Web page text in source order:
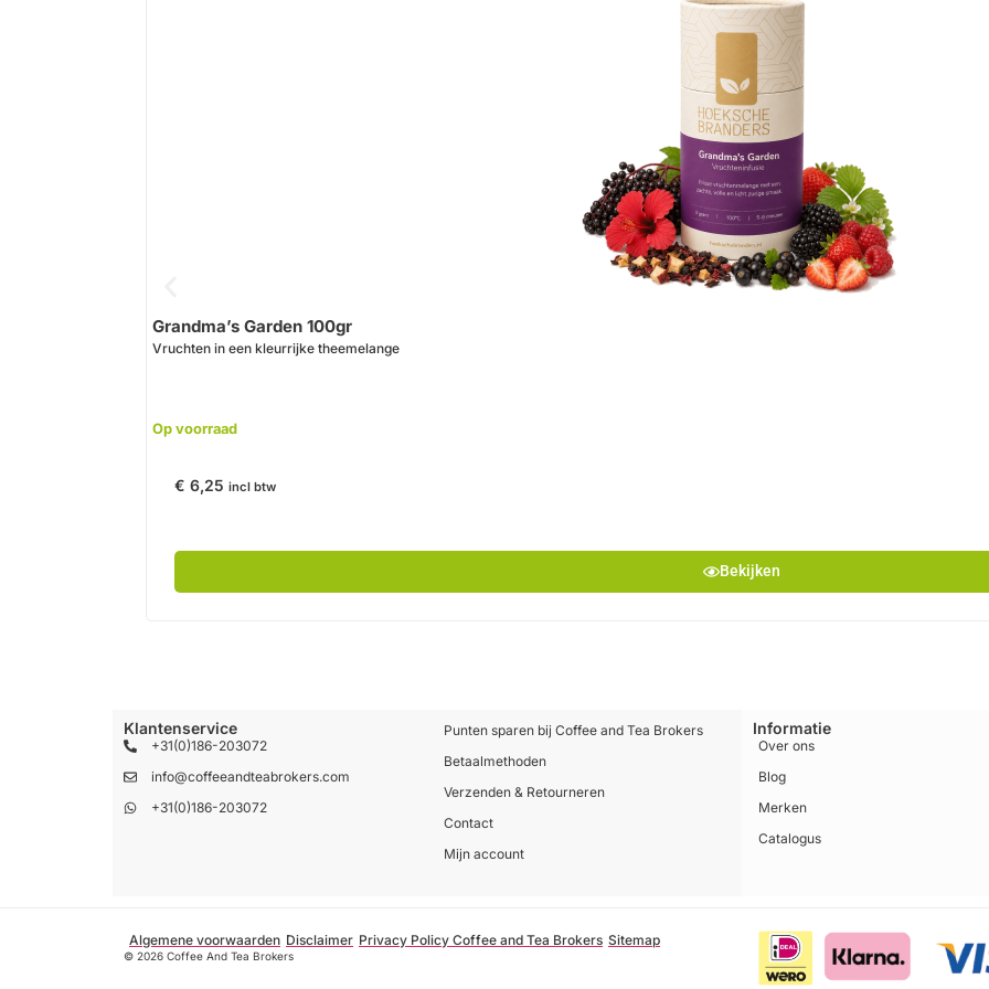
Grandma’s Garden 100gr
Vruchten in een kleurrijke theemelange
Op voorraad
€ 6,25 incl btw
Bekijken
Klantenservice
+31(0)186-203072
info@coffeeandteabrokers.com
+31(0)186-203072
Punten sparen bij Coffee and Tea Brokers
Betaalmethoden
Verzenden & Retourneren
Contact
Mijn account
Informatie
Over ons
Blog
Merken
Catalogus
Algemene voorwaarden Disclaimer Privacy Policy Coffee and Tea Brokers Sitemap
© 2026 Coffee And Tea Brokers